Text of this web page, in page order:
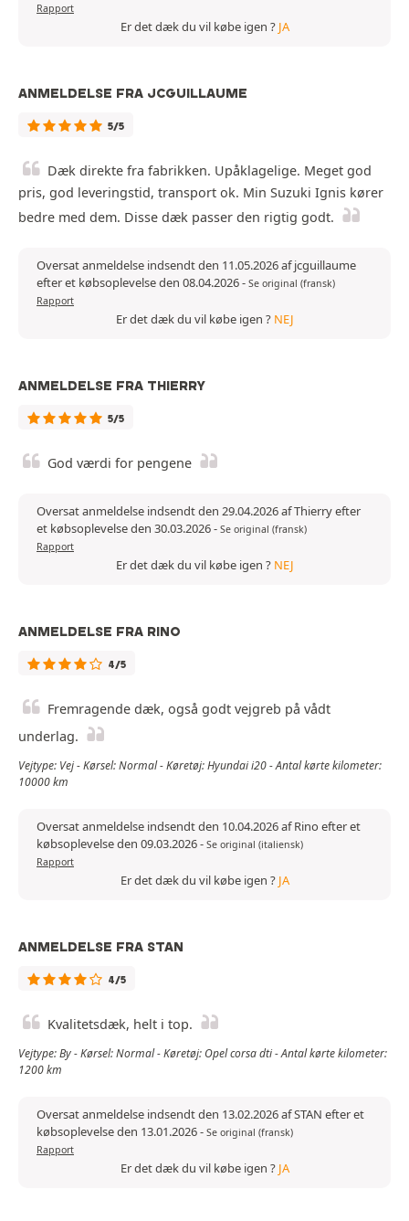
Rapport
Er det dæk du vil købe igen ? JA
ANMELDELSE FRA JCGUILLAUME
5/5
Dæk direkte fra fabrikken. Upåklagelige. Meget god
pris, god leveringstid, transport ok. Min Suzuki Ignis kører
bedre med dem. Disse dæk passer den rigtig godt.
Oversat anmeldelse indsendt den 11.05.2026 af jcguillaume
efter et købsoplevelse den 08.04.2026- Se original (fransk)
Rapport
Er det dæk du vil købe igen ? NEJ
ANMELDELSE FRA THIERRY
5/5
God værdi for pengene
Oversat anmeldelse indsendt den 29.04.2026 af Thierry efter
et købsoplevelse den 30.03.2026- Se original (fransk)
Rapport
Er det dæk du vil købe igen ? NEJ
ANMELDELSE FRA RINO
4/5
Fremragende dæk, også godt vejgreb på vådt
underlag.
Vejtype: Vej - Kørsel: Normal - Køretøj: Hyundai i20 - Antal kørte kilometer:
10000 km
Oversat anmeldelse indsendt den 10.04.2026 af Rino efter et
købsoplevelse den 09.03.2026- Se original (italiensk)
Rapport
Er det dæk du vil købe igen ? JA
ANMELDELSE FRA STAN
4/5
Kvalitetsdæk, helt i top.
Vejtype: By - Kørsel: Normal - Køretøj: Opel corsa dti - Antal kørte kilometer:
1200 km
Oversat anmeldelse indsendt den 13.02.2026 af STAN efter et
købsoplevelse den 13.01.2026- Se original (fransk)
Rapport
Er det dæk du vil købe igen ? JA